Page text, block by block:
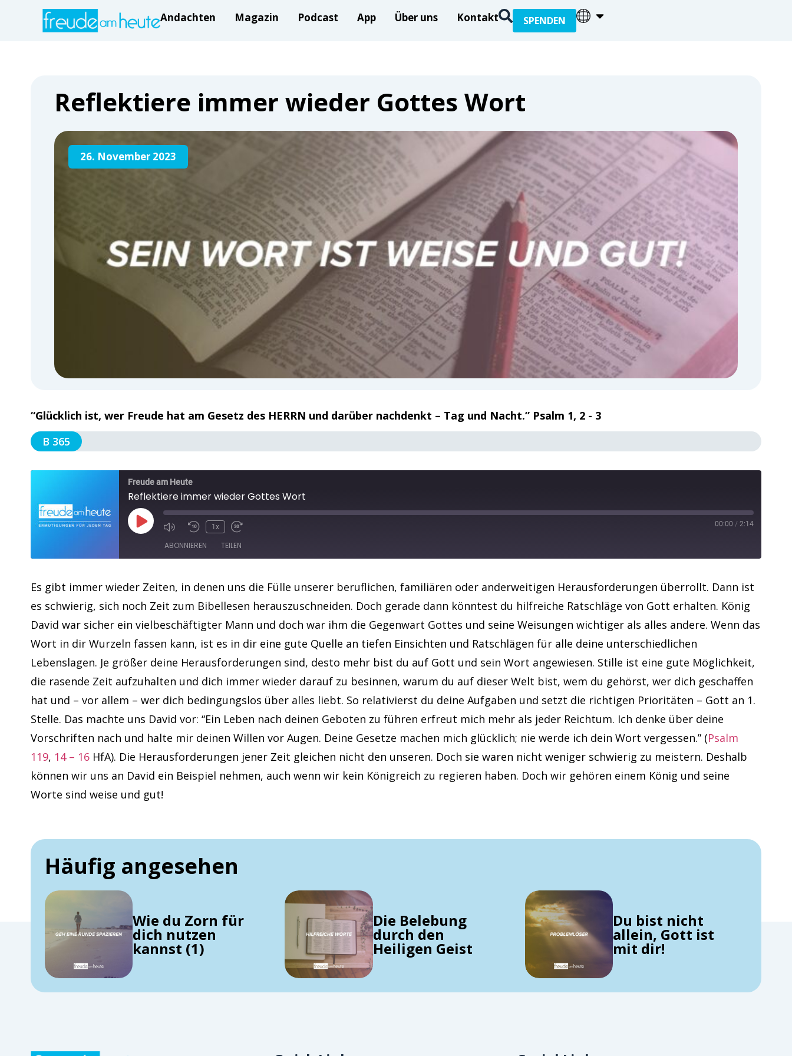
Andachten Magazin Podcast App Über uns Kontakt SPENDEN
Reflektiere immer wieder Gottes Wort
26. November 2023
“Glücklich ist, wer Freude hat am Gesetz des HERRN und darüber nachdenkt – Tag und Nacht.” Psalm 1, 2 - 3
B 365
Freude am Heute
Reflektiere immer wieder Gottes Wort
1x 00:00 / 2:14
ABONNIEREN TEILEN
Apple Podcasts
RSS FEED
TEILEN
LINK
EMBED
Es gibt immer wieder Zeiten, in denen uns die Fülle unserer beruflichen, familiären oder anderweitigen Herausforderungen überrollt. Dann ist
es schwierig, sich noch Zeit zum Bibellesen herauszuschneiden. Doch gerade dann könntest du hilfreiche Ratschläge von Gott erhalten. König
David war sicher ein vielbeschäftigter Mann und doch war ihm die Gegenwart Gottes und seine Weisungen wichtiger als alles andere. Wenn das
Wort in dir Wurzeln fassen kann, ist es in dir eine gute Quelle an tiefen Einsichten und Ratschlägen für alle deine unterschiedlichen
Lebenslagen. Je größer deine Herausforderungen sind, desto mehr bist du auf Gott und sein Wort angewiesen. Stille ist eine gute Möglichkeit,
die rasende Zeit aufzuhalten und dich immer wieder darauf zu besinnen, warum du auf dieser Welt bist, wem du gehörst, wer dich geschaffen
hat und – vor allem – wer dich bedingungslos über alles liebt. So relativierst du deine Aufgaben und setzt die richtigen Prioritäten – Gott an 1.
Stelle. Das machte uns David vor: “Ein Leben nach deinen Geboten zu führen erfreut mich mehr als jeder Reichtum. Ich denke über deine
Vorschriften nach und halte mir deinen Willen vor Augen. Deine Gesetze machen mich glücklich; nie werde ich dein Wort vergessen.” (Psalm
119, 14 – 16 HfA). Die Herausforderungen jener Zeit gleichen nicht den unseren. Doch sie waren nicht weniger schwierig zu meistern. Deshalb
können wir uns an David ein Beispiel nehmen, auch wenn wir kein Königreich zu regieren haben. Doch wir gehören einem König und seine
Worte sind weise und gut!
Häufig angesehen
Wie du Zorn für
dich nutzen
kannst (1)
Die Belebung
durch den
Heiligen Geist
Du bist nicht
allein, Gott ist
mit dir!